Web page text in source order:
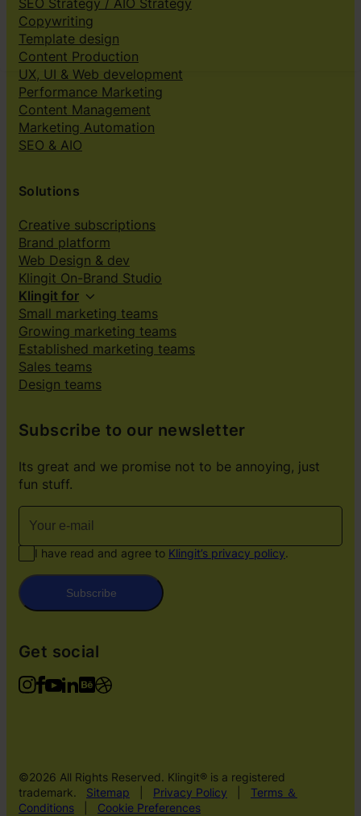
Copywriting
Template design
Content Production
UX, UI & Web development
Performance Marketing
Content Management
Marketing Automation
SEO & AIO
Solutions
Creative subscriptions
Brand platform
Web Design & dev
Klingit On-Brand Studio
Klingit for
Small marketing teams
Growing marketing teams
Established marketing teams
Sales teams
Design teams
Subscribe to our newsletter
Its great and we promise not to be annoying, just
fun stuff.
I have read and agree to Klingit’s privacy policy.
Subscribe
Get social
©2026 All Rights Reserved. Klingit® is a registered
trademark.
Sitemap Privacy Policy
Terms ＆
Conditions
Cookie Preferences